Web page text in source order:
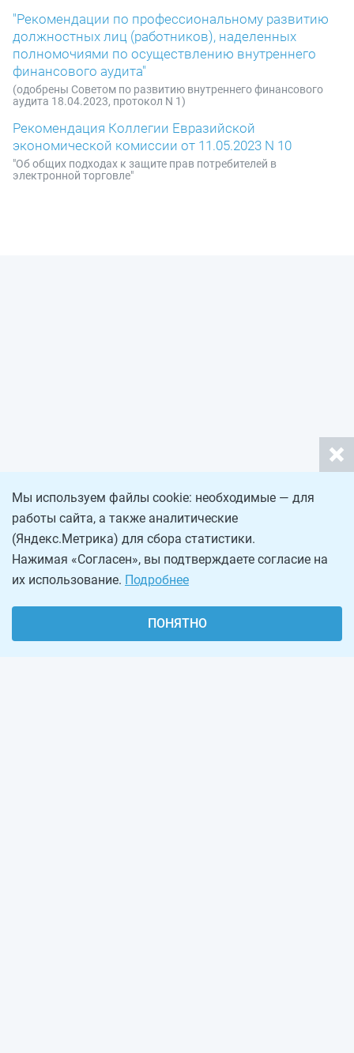
"Рекомендации по профессиональному развитию
должностных лиц (работников), наделенных
полномочиями по осуществлению внутреннего
финансового аудита"
(одобрены Советом по развитию внутреннего финансового
аудита 18.04.2023, протокол N 1)
Рекомендация Коллегии Евразийской
экономической комиссии от 11.05.2023 N 10
"Об общих подходах к защите прав потребителей в
электронной торговле"
Мы используем файлы cookie: необходимые — для
работы сайта, а также аналитические
(Яндекс.Метрика) для сбора статистики.
Нажимая «Согласен», вы подтверждаете согласие на
их использование. Подробнее
ПОНЯТНО